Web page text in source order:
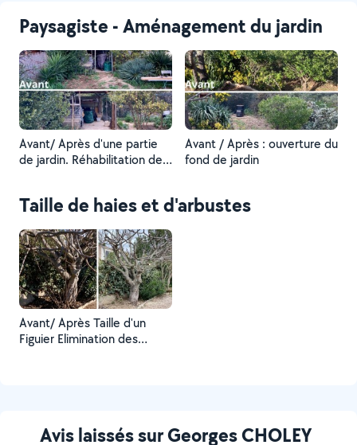
Paysagiste - Aménagement du jardin
Avant/ Après d'une partie
de jardin. Réhabilitation de
Avant / Après : ouverture du
fond de jardin
Taille de haies et d'arbustes
Avant/ Après Taille d'un
Figuier Elimination des
Avis laissés sur Georges CHOLEY